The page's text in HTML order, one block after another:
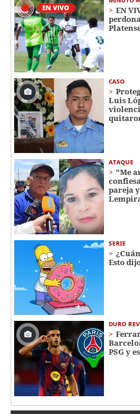
EN
CASO
Luis
ATAQUE
"Me
pareja
SERIE
Esto
DURO
PSG y